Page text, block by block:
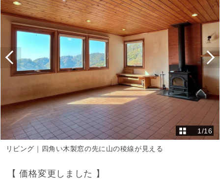
1 /16
リビング｜四角い木製窓の先に山の稜線が見える
【 価格変更しました 】